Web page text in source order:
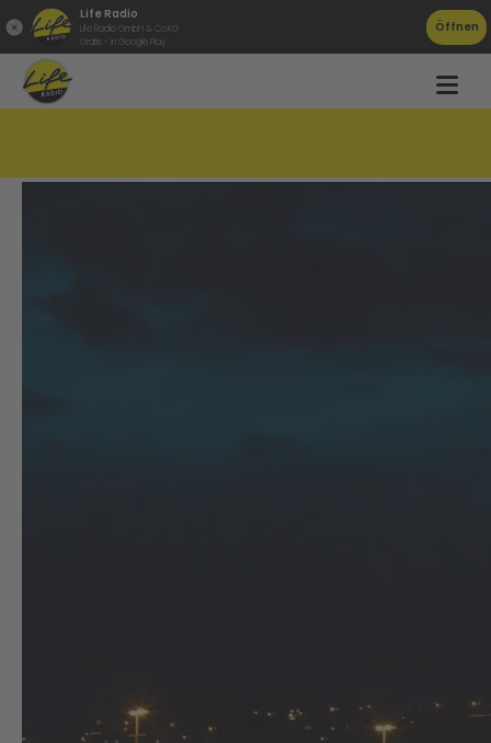
Life Radio
Life Radio GmbH & Co.KG
Gratis - in Google Play
Öffnen